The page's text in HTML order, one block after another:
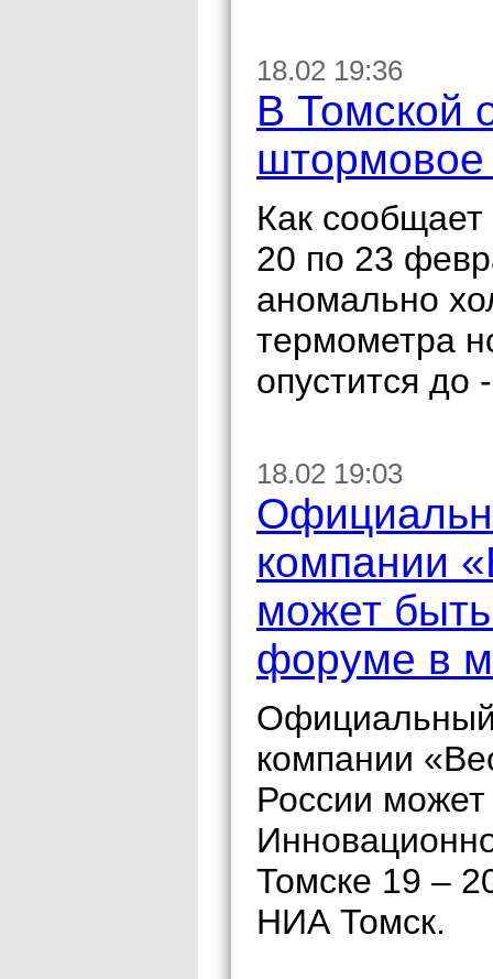
18.02 19:36
В Томской
Как
20 по 23
аномально
термометра
опустится до
18.02 19:03
компании
может
форуме в
Официальный
компании
России
Томске 19 –
НИА Томск.